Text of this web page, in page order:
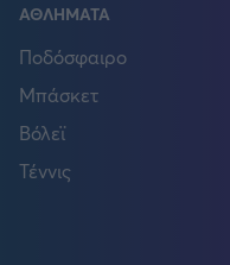
ΑΘΛΗΜΑΤΑ
Ποδόσφαιρο
Μπάσκετ
Βόλεϊ
Τέννις